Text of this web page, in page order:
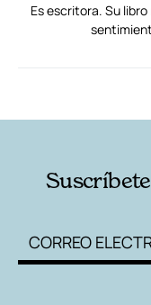
Es escritora. Su